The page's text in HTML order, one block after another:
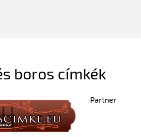
boros címkék
Partner